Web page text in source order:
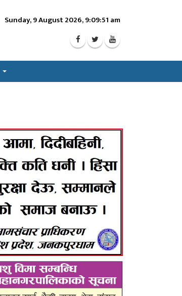
Sunday, 9 August 2026, 9:09:53 am